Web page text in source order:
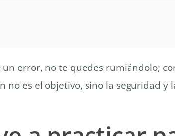
error, no te quedes rumiándolo;
es el objetivo, sino la seguridad y